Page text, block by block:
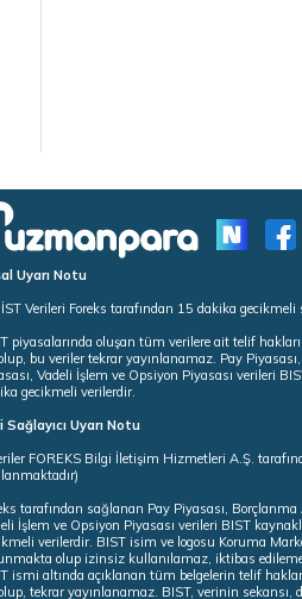
Uyarı Notu
Verileri Foreks tarafından 15 dakika gecikmeli
piyasalarında oluşan tüm verilere ait telif
bu veriler tekrar yayınlanamaz. Pay
Vadeli İşlem ve Opsiyon Piyasası verileri
gecikmeli verilerdir.
Sağlayıcı Uyarı Notu
FOREKS Bilgi İletişim Hizmetleri A.Ş.
tarafından sağlanan Pay Piyasası, Borçlanma
İşlem ve Opsiyon Piyasası verileri BIST
verilerdir. BIST isim ve logosu Koruma
olup izinsiz kullanılamaz, iktibas
ismi altında açıklanan tüm belgelerin telif
tekrar yayınlanamaz. BIST, verinin sekansı,